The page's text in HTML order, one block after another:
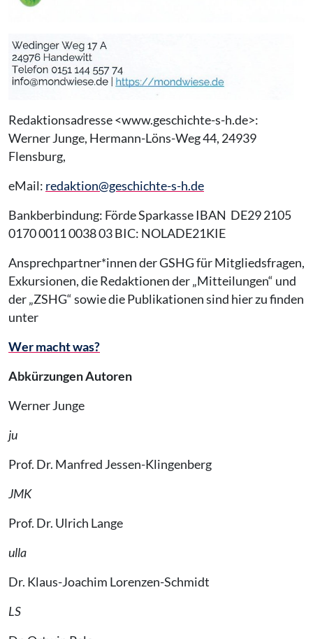
Redaktionsadresse <www.geschichte-s-h.de>:
Werner Junge, Hermann-Löns-Weg 44, 24939
Flensburg,
eMail: redaktion@geschichte-s-h.de
Bankberbindung: Förde Sparkasse IBAN DE29 2105
0170 0011 0038 03 BIC: NOLADE21KIE
Ansprechpartner*innen der GSHG für Mitgliedsfragen,
Exkursionen, die Redaktionen der „Mitteilungen“ und
der „ZSHG“ sowie die Publikationen sind hier zu finden
unter
Wer macht was?
Abkürzungen Autoren
Werner Junge
ju
Prof. Dr. Manfred Jessen-Klingenberg
JMK
Prof. Dr. Ulrich Lange
ulla
Dr. Klaus-Joachim Lorenzen-Schmidt
LS